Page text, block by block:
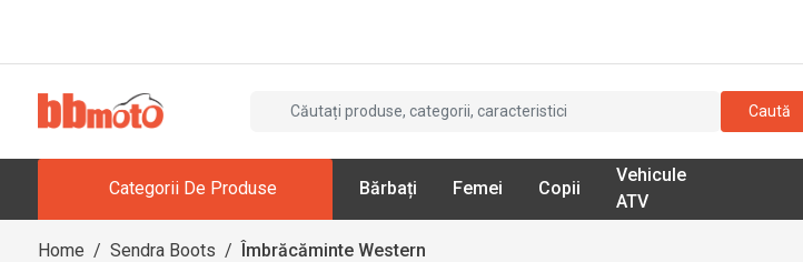
Caută
Categorii De Produse Bărbați Femei Copii
Vehicule
ATV
Home / Sendra Boots / Îmbrăcăminte Western